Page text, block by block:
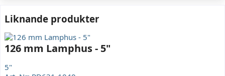
Liknande produkter
126 mm Lamphus - 5"
5"